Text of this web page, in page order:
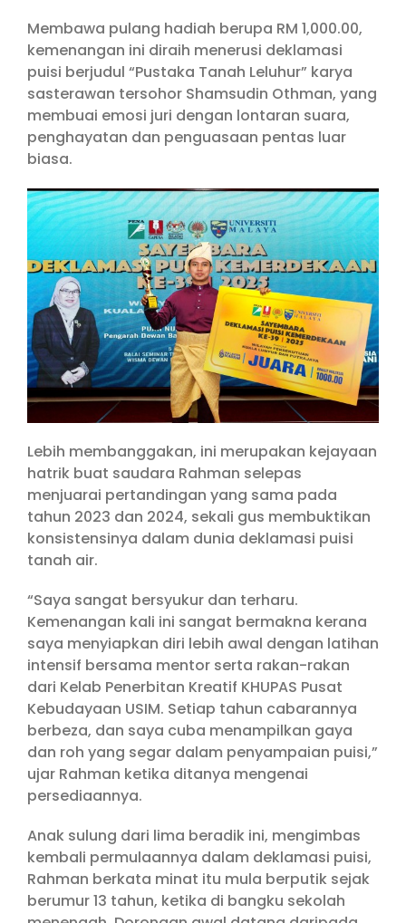
Membawa pulang hadiah berupa RM 1,000.00,
kemenangan ini diraih menerusi deklamasi
puisi berjudul “Pustaka Tanah Leluhur” karya
sasterawan tersohor Shamsudin Othman, yang
membuai emosi juri dengan lontaran suara,
penghayatan dan penguasaan pentas luar
biasa.
Lebih membanggakan, ini merupakan kejayaan
hatrik buat saudara Rahman selepas
menjuarai pertandingan yang sama pada
tahun 2023 dan 2024, sekali gus membuktikan
konsistensinya dalam dunia deklamasi puisi
tanah air.
“Saya sangat bersyukur dan terharu.
Kemenangan kali ini sangat bermakna kerana
saya menyiapkan diri lebih awal dengan latihan
intensif bersama mentor serta rakan-rakan
dari Kelab Penerbitan Kreatif KHUPAS Pusat
Kebudayaan USIM. Setiap tahun cabarannya
berbeza, dan saya cuba menampilkan gaya
dan roh yang segar dalam penyampaian puisi,”
ujar Rahman ketika ditanya mengenai
persediaannya.
Anak sulung dari lima beradik ini, mengimbas
kembali permulaannya dalam deklamasi puisi,
Rahman berkata minat itu mula berputik sejak
berumur 13 tahun, ketika di bangku sekolah